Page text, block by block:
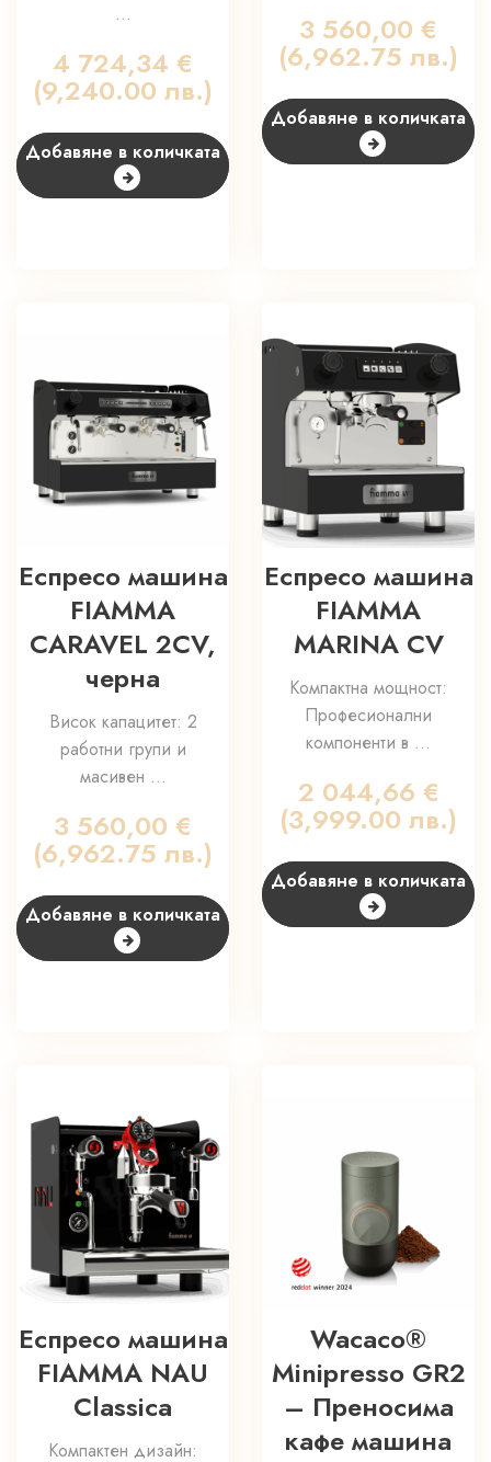
...
4 724,34 €
(9,240.00 лв.)
Добавяне в количката
3 560,00 €
(6,962.75 лв.)
Добавяне в количката
Еспресо машина
FIAMMA
CARAVEL 2CV,
черна
Висок капацитет: 2
работни групи и
масивен ...
3 560,00 €
(6,962.75 лв.)
Добавяне в количката
Еспресо машина
FIAMMA
MARINA CV
Компактна мощност:
Професионални
компоненти в ...
2 044,66 €
(3,999.00 лв.)
Добавяне в количката
Еспресо машина
FIAMMA NAU
Classica
Компактен дизайн:
Wacaco®
Minipresso GR2
– Преносима
кафе машина